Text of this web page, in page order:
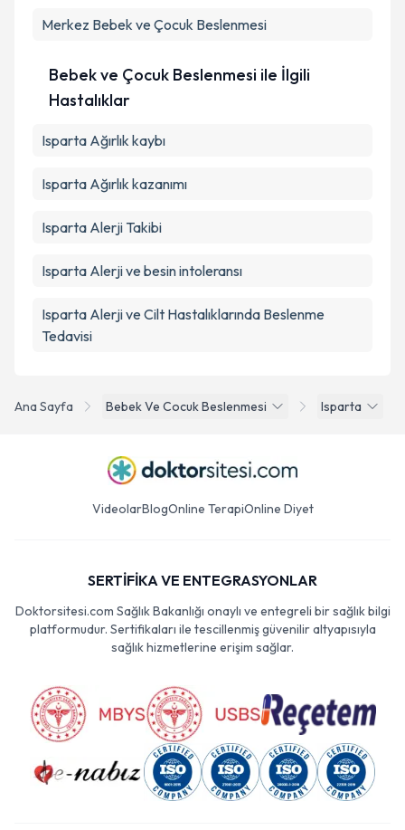
Metni'ni okudum ve kişisel verilerimin belirtilen
Ana Sayfa Bebek Ve Cocuk Beslenmesi Isparta
Merkez Bebek ve Çocuk Beslenmesi
Bebek ve Çocuk Beslenmesi ile İlgili
Hastalıklar
Isparta Ağırlık kaybı
Isparta Ağırlık kazanımı
Isparta Alerji Takibi
Isparta Alerji ve besin intoleransı
Isparta Alerji ve Cilt Hastalıklarında Beslenme
Tedavisi
VideolarBlogOnline TerapiOnline Diyet
SERTİFİKA VE ENTEGRASYONLAR
Doktorsitesi.com Sağlık Bakanlığı onaylı ve entegreli bir sağlık bilgi
platformudur. Sertifikaları ile tescillenmiş güvenilir altyapısıyla
sağlık hizmetlerine erişim sağlar.